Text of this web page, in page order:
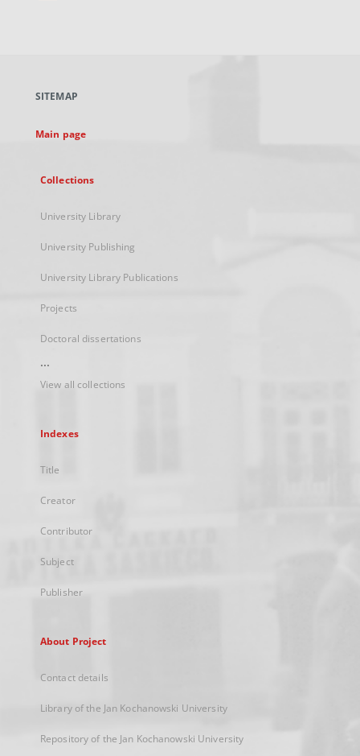
new
SITEMAP
Main page
Collections
University Library
University Publishing
University Library Publications
Projects
Doctoral dissertations
...
View all collections
Indexes
Title
Creator
Contributor
Subject
Publisher
About Project
Contact details
Library of the Jan Kochanowski University
Repository of the Jan Kochanowski University